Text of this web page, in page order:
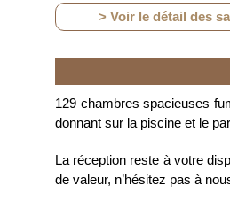
> Voir le détail des
129 chambres spacieuses
donnant sur la piscine et le
La réception reste à votre
de valeur, n’hésitez pas à